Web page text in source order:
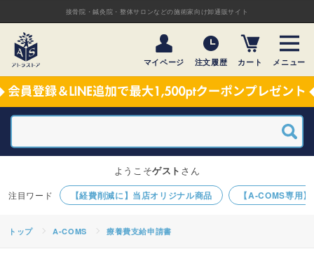
接骨院・鍼灸院・整体サロンなどの施術家向け卸通販サイト
マイページ 注文履歴 カート メニュー
【経費削減に】当店オリジナル商品 【A-COMS専用
ようこそゲスト さん
トップ A-COMS 療養費支給申請書